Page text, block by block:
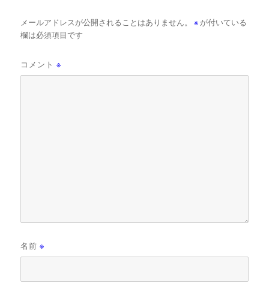
メールアドレスが公開されることはありません。 ※ が付いている
欄は必須項目です
コメント※
名前※